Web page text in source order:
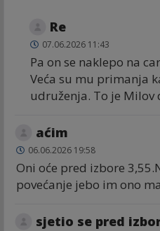
Re
07.06.2026 11:43
Pa on se naklepo na
Veća su mu primanja
udruženja. To je Milov
aćim
06.06.2026 19:58
Oni oće pred izbore
povećanje jebo im ono
sjetio se pred